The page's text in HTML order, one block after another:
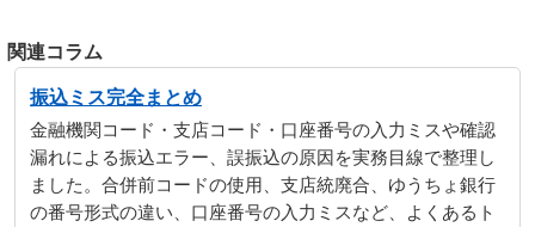
関連コラム
振込ミス完全まとめ
金融機関コード・支店コード・口座番号の入力ミスや確認
漏れによる振込エラー、誤振込の原因を実務目線で整理し
ました。合併前コードの使用、支店統廃合、ゆうちょ銀行
の番号形式の違い、口座番号の入力ミスなど、よくあるト